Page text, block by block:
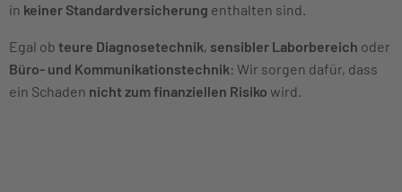
in keiner Standardversicherung enthalten sind.
Egal ob teure Diagnosetechnik, sensibler Laborbereich oder
Büro- und Kommunikationstechnik: Wir sorgen dafür, dass
ein Schaden nicht zum finanziellen Risiko wird.